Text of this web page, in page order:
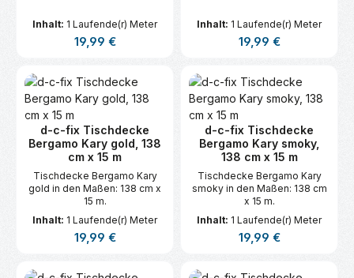
Inhalt: 1 Laufende(r) Meter
Regulärer Preis:
19,99 €
Inhalt: 1 Laufende(r) Meter
Regulärer Preis:
19,99 €
d-c-fix Tischdecke
Bergamo Kary gold, 138
cm x 15 m
Tischdecke Bergamo Kary
gold in den Maßen: 138 cm x
15 m.
Inhalt: 1 Laufende(r) Meter
Regulärer Preis:
19,99 €
d-c-fix Tischdecke
Bergamo Kary smoky,
138 cm x 15 m
Tischdecke Bergamo Kary
smoky in den Maßen: 138 cm
x 15 m.
Inhalt: 1 Laufende(r) Meter
Regulärer Preis:
19,99 €